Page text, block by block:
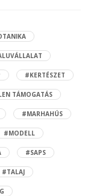
#KERTÉSZET
TÁMOGATÁS
#MARHAHÚS
#MODELL
#SAPS
#TALAJ